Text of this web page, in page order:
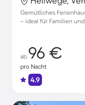
Gemütliches
– ideal für Familien
ab 96 €
pro Nacht
4.9